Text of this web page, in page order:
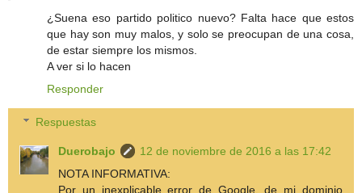
¿Suena eso partido politico nuevo? Falta hace que estos
que hay son muy malos, y solo se preocupan de una cosa,
de estar siempre los mismos.
A ver si lo hacen
Responder
Respuestas
Duerobajo
12 de noviembre de 2016 a las 17:42
NOTA INFORMATIVA:
Por un inexplicable error de Google, de mi dominio